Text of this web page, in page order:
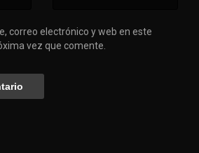
correo electrónico y web en este
vez que comente.